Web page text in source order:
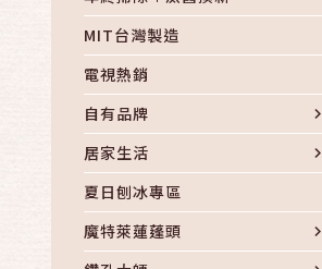
MIT台灣製造
電視熱銷
自有品牌
居家生活
夏日刨冰專區
魔特萊蓮蓬頭